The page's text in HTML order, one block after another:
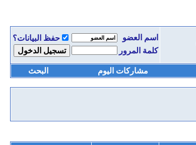
اسم العضو
حفظ البيانات؟
كلمة المرور
مشاركات اليوم البحث